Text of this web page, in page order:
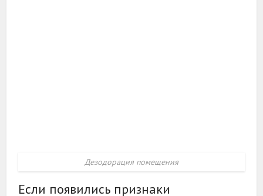
Дезодорация помещения
Если появились признаки